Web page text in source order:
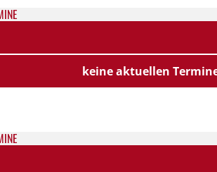
keine aktuellen